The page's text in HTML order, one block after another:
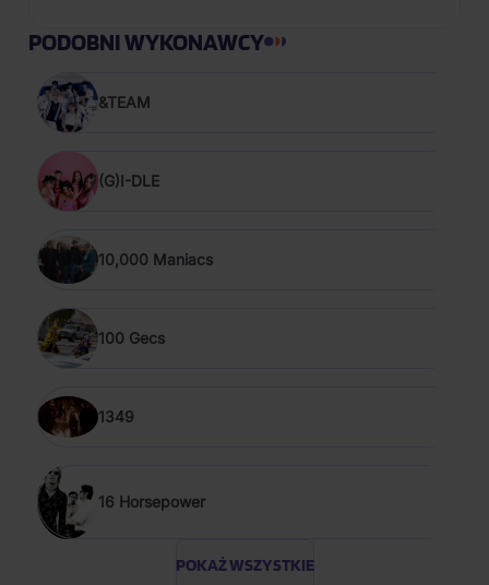
PODOBNI WYKONAWCY
&TEAM
(G)I-DLE
10,000 Maniacs
100 Gecs
1349
16 Horsepower
POKAŻ WSZYSTKIE